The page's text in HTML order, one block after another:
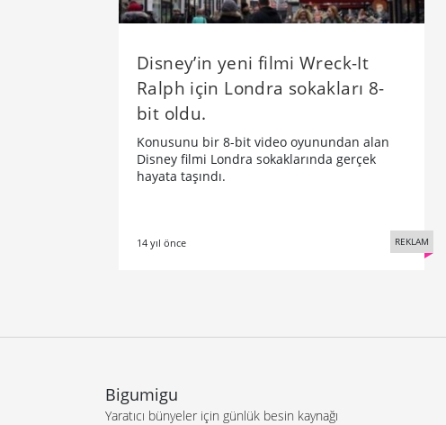
Disney’in yeni filmi Wreck-It
Ralph için Londra sokakları 8-
bit oldu.
Konusunu bir 8-bit video oyunundan alan
Disney filmi Londra sokaklarında gerçek
hayata taşındı.
14 yıl önce REKLAM
Bigumigu
Yaratıcı bünyeler için günlük besin kaynağı